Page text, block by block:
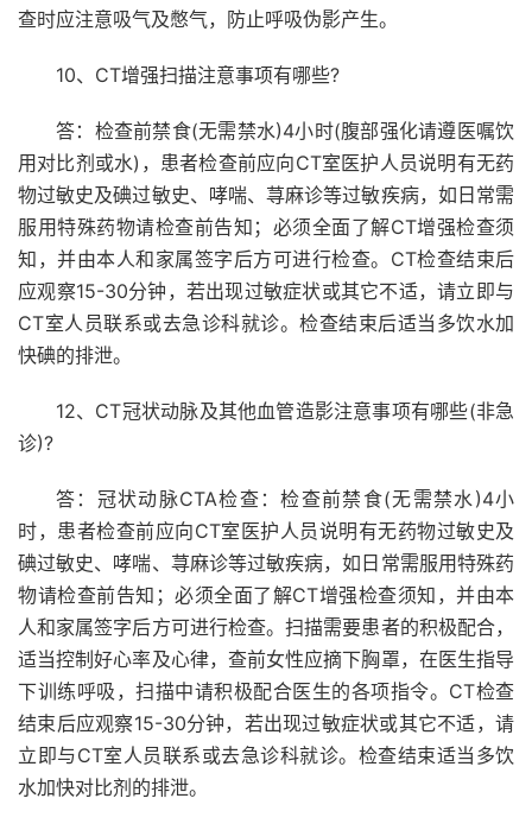
查时应注意吸气及憋气，防止呼吸伪影产生。
10、CT增强扫描注意事项有哪些?
答：检查前禁食(无需禁水)4小时(腹部强化请遵医嘱饮
用对比剂或水)，患者检查前应向CT室医护人员说明有无药
物过敏史及碘过敏史、哮喘、荨麻诊等过敏疾病，如日常需
服用特殊药物请检查前告知；必须全面了解CT增强检查须
知，并由本人和家属签字后方可进行检查。CT检查结束后
应观察15-30分钟，若出现过敏症状或其它不适，请立即与
CT室人员联系或去急诊科就诊。检查结束后适当多饮水加
快碘的排泄。
12、CT冠状动脉及其他血管造影注意事项有哪些(非急
诊)?
答：冠状动脉CTA检查：检查前禁食(无需禁水)4小
时，患者检查前应向CT室医护人员说明有无药物过敏史及
碘过敏史、哮喘、荨麻诊等过敏疾病，如日常需服用特殊药
物请检查前告知；必须全面了解CT增强检查须知，并由本
人和家属签字后方可进行检查。扫描需要患者的积极配合，
适当控制好心率及心律，查前女性应摘下胸罩，在医生指导
下训练呼吸，扫描中请积极配合医生的各项指令。CT检查
结束后应观察15-30分钟，若出现过敏症状或其它不适，请
立即与CT室人员联系或去急诊科就诊。检查结束适当多饮
水加快对比剂的排泄。